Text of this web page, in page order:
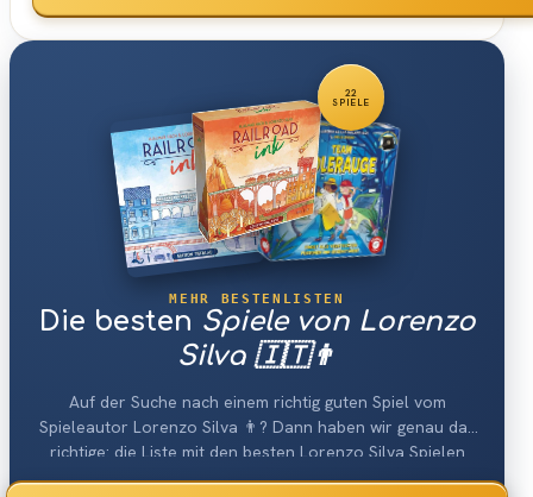
22
SPIELE
MEHR BESTENLISTEN
Die besten Spiele von Lorenzo
Silva 🇮🇹👨
Auf der Suche nach einem richtig guten Spiel vom
Spieleautor Lorenzo Silva 👨? Dann haben wir genau das
richtige: die Liste mit den besten Lorenzo Silva Spielen
2026.